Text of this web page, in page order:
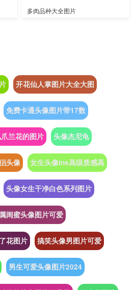
多肉品种大全图片
开花仙人掌图片大全大图
免费卡通头像图片带17数
兰花的图片 头像杰尼龟
头像 女生头像ins高级质感高
头像女生干净白色系列图片
闺蜜头像图片可爱
花图片 搞笑头像男图片可爱
男生可爱头像图片2024